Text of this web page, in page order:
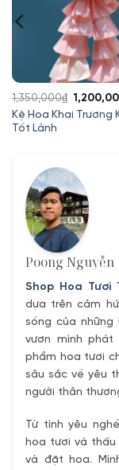
Kệ Hoa Khai Trương
Tốt Lành
1,350,000₫ Giá
gốc
Poong Nguyễn
Shop Hoa Tươi
dựa trên cảm
sống của
vươn mình
phẩm hoa tươi
sâu sắc về yêu
người thân
Từ tình yêu
hoa tươi và
và đặt hoa.